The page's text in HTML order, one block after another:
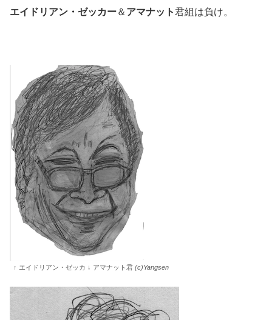
エイドリアン・ゼッカー＆ アマナット君組は負け。
↑ エイドリアン・ゼッカ ↓ アマナット君 (c)Yangsen